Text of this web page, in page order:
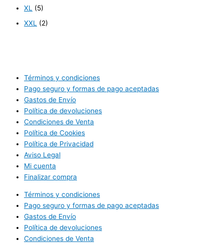
XL
(5)
XXL
(2)
Términos y condiciones
Pago seguro y formas de pago aceptadas
Gastos de Envío
Política de devoluciones
Condiciones de Venta
Política de Cookies
Política de Privacidad
Aviso Legal
Mi cuenta
Finalizar compra
Términos y condiciones
Pago seguro y formas de pago aceptadas
Gastos de Envío
Política de devoluciones
Condiciones de Venta